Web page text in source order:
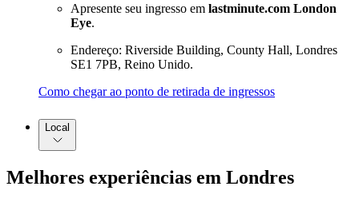
Apresente seu ingresso em lastminute.com London
Eye.
Endereço: Riverside Building, County Hall, Londres
SE1 7PB, Reino Unido.
Como chegar ao ponto de retirada de ingressos
Local
Melhores experiências em Londres